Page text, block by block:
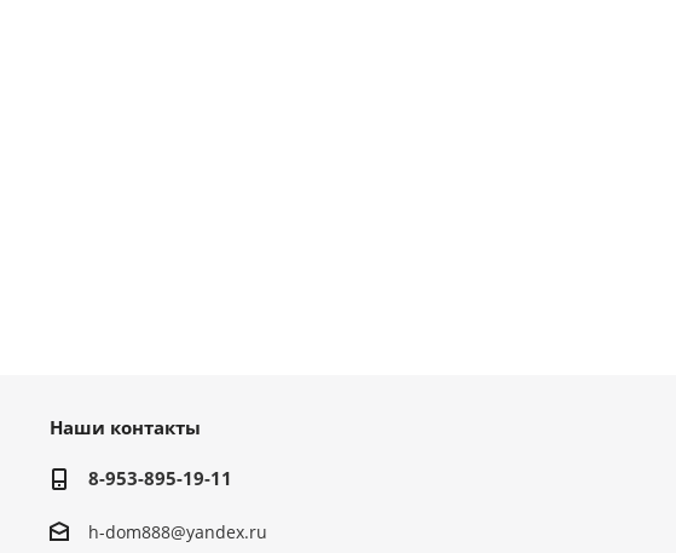
Наши контакты
8-953-895-19-11
h-dom888@yandex.ru